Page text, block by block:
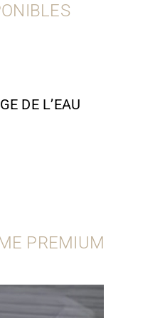
DE L’EAU
PREMIUM